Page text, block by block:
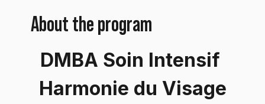
About the program
DMBA Soin Intensif
Harmonie du Visage